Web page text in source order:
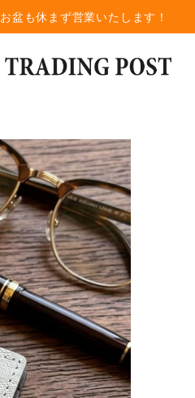
お盆も休まず営業いたします！